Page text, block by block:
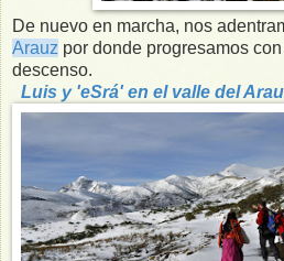
De nuevo en marcha, nos
Arauz por donde progresamos
descenso.
Luis y 'eSrá' en el valle del